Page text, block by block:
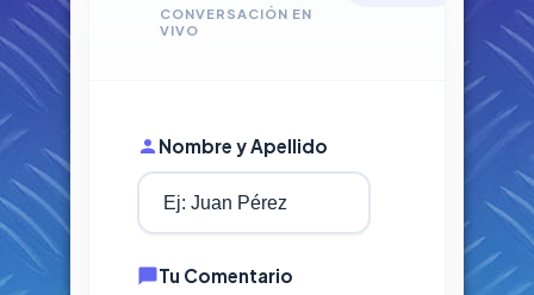
CONVERSACIÓN EN
VIVO
Nombre y Apellido
Tu Comentario